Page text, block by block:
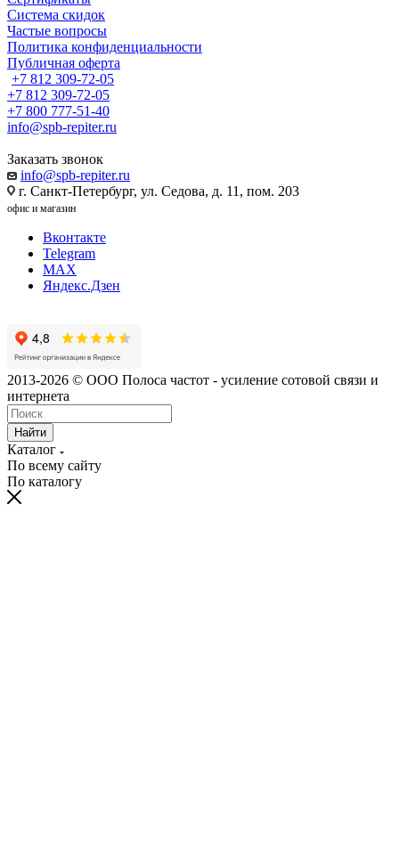
Система скидок
Частые вопросы
Политика конфиденциальности
Публичная оферта
+7 812 309-72-05
+7 812 309-72-05
+7 800 777-51-40
info@spb-repiter.ru
Заказать звонок
info@spb-repiter.ru
г. Санкт-Петербург, ул. Седова, д. 11, пом. 203
офис и магазин
Вконтакте
Telegram
MAX
Яндекс.Дзен
2013-2026 © ООО Полоса частот - усиление сотовой связи и
интернета
Найти
Каталог
По всему сайту
По каталогу